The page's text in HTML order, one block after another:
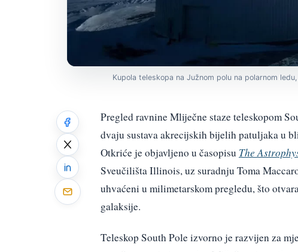
Kupola teleskopa na Južnom polu na polarnom
Pregled ravnine Mliječne staze teleskopom
dvaju sustava akrecijskih bijelih patuljaka u
Otkriće je objavljeno u časopisu The
Sveučilišta Illinois, uz suradnju Toma
uhvaćeni u milimetarskom pregledu, što
galaksije.
Teleskop South Pole izvorno je razvijen za